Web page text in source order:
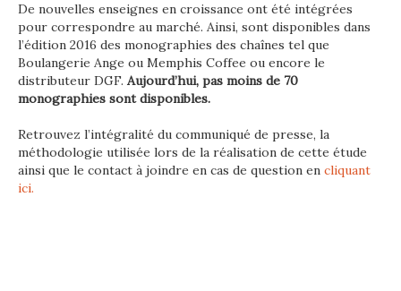
De nouvelles enseignes en croissance ont été intégrées
pour correspondre au marché. Ainsi, sont disponibles dans
l’édition 2016 des monographies des chaînes tel que
Boulangerie Ange ou Memphis Coffee ou encore le
distributeur DGF. Aujourd’hui, pas moins de 70
monographies sont disponibles.
Retrouvez l’intégralité du communiqué de presse, la
méthodologie utilisée lors de la réalisation de cette étude
ainsi que le contact à joindre en cas de question en cliquant
ici.